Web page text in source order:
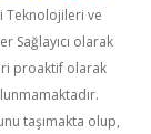
Teknolojileri ve
Sağlayıcı olarak
proaktif olarak
taşımakta olup,